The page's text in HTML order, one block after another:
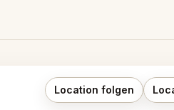
Location folgen